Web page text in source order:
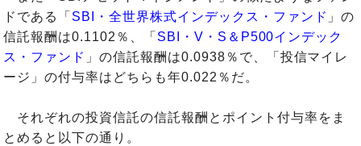
ドである「 SBI・全世界株式インデックス・ファンド 」の
信託報酬は0.1102％、「 SBI・V・S＆P500インデック
ス・ファンド 」の信託報酬は0.0938％で、「投信マイレ
ージ」の付与率はどちらも年0.022％だ。
それぞれの投資信託の信託報酬とポイント付与率をま
とめると以下の通り。